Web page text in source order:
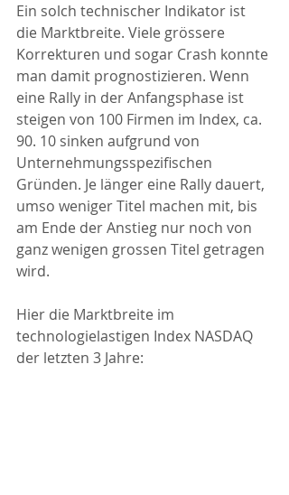
Ein solch technischer Indikator ist
die Marktbreite. Viele grössere
Korrekturen und sogar Crash konnte
man damit prognostizieren. Wenn
eine Rally in der Anfangsphase ist
steigen von 100 Firmen im Index, ca.
90. 10 sinken aufgrund von
Unternehmungsspezifischen
Gründen. Je länger eine Rally dauert,
umso weniger Titel machen mit, bis
am Ende der Anstieg nur noch von
ganz wenigen grossen Titel getragen
wird.
Hier die Marktbreite im
technologielastigen Index NASDAQ
der letzten 3 Jahre: